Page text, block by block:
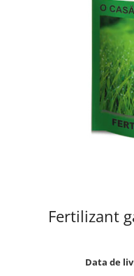
Fertilizant
Data de